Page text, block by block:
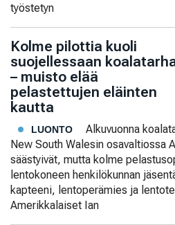
työstetyn
Kolme pilottia kuoli
suojellessaan
– muisto elää
pelastettujen eläinten
kautta
LUONTO
Alkuvuonna
New South Walesin osavaltiossa
säästyivät, mutta kolme
lentokoneen henkilökunnan
kapteeni, lentoperämies ja
Amerikkalaiset Ian